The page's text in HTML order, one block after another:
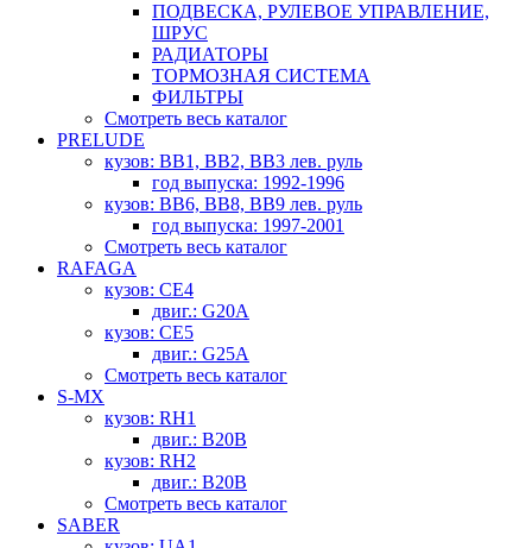
ПОДВЕСКА, РУЛЕВОЕ УПРАВЛЕНИЕ,
ШРУС
РАДИАТОРЫ
ТОРМОЗНАЯ СИСТЕМА
ФИЛЬТРЫ
Смотреть весь каталог
PRELUDE
кузов: BB1, BB2, BB3 лев. руль
год выпуска: 1992-1996
кузов: BB6, BB8, BB9 лев. руль
год выпуска: 1997-2001
Смотреть весь каталог
RAFAGA
кузов: CE4
двиг.: G20A
кузов: CE5
двиг.: G25A
Смотреть весь каталог
S-MX
кузов: RH1
двиг.: B20B
кузов: RH2
двиг.: B20B
Смотреть весь каталог
SABER